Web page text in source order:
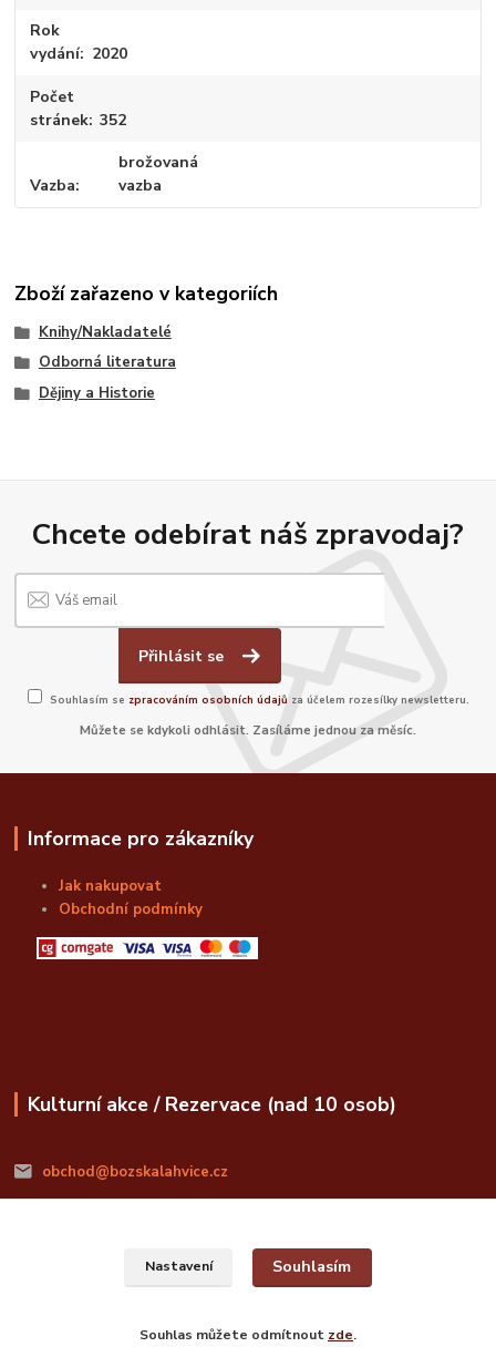
Rok
vydání
2020
Počet
stránek 352
Vazba
brožovaná
vazba
Zboží zařazeno v kategoriích
Knihy/Nakladatelé
Odborná literatura
Dějiny a Historie
Chcete odebírat náš zpravodaj?
Přihlásit se
Souhlasím se zpracováním osobních údajů za účelem rozesílky newsletteru.
Můžete se kdykoli odhlásit. Zasíláme jednou za měsíc.
Informace pro zákazníky
Jak nakupovat
Obchodní podmínky
Kulturní akce / Rezervace (nad 10 osob)
obchod@bozskalahvice.cz
© Božská Lahvice s.r.o.
Nastavení Souhlasím
Souhlas můžete odmítnout zde.